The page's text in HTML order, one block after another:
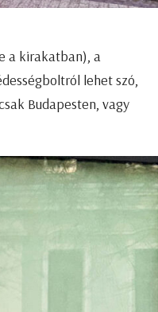
a kirakatban), a
lehet szó,
Budapesten, vagy